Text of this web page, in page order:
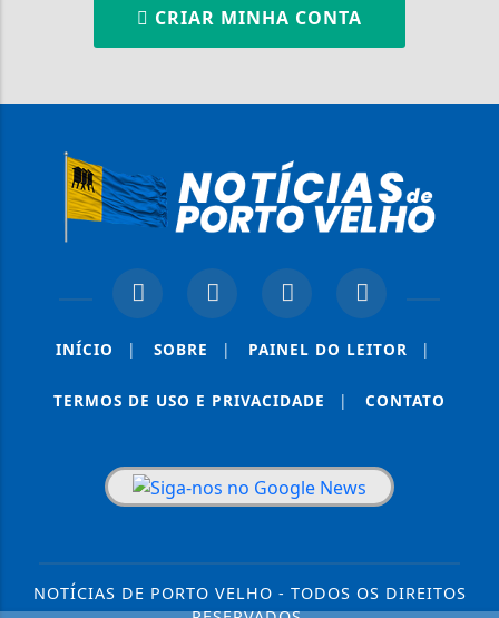
CRIAR MINHA CONTA
INÍCIO | SOBRE | PAINEL DO LEITOR |
TERMOS DE USO E PRIVACIDADE | CONTATO
NOTÍCIAS DE PORTO VELHO - TODOS OS DIREITOS